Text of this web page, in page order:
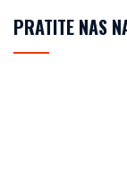
PRATITE NAS